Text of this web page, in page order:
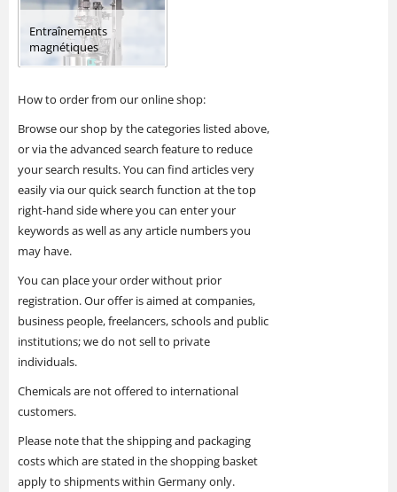
Entraînements
magnétiques
How to order from our online shop:
Browse our shop by the categories listed above,
or via the advanced search feature to reduce
your search results. You can find articles very
easily via our quick search function at the top
right-hand side where you can enter your
keywords as well as any article numbers you
may have.
You can place your order without prior
registration. Our offer is aimed at companies,
business people, freelancers, schools and public
institutions; we do not sell to private
individuals.
Chemicals are not offered to international
customers.
Please note that the shipping and packaging
costs which are stated in the shopping basket
apply to shipments within Germany only.